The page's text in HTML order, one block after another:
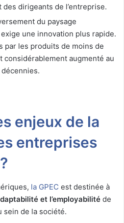
dirigeants de l’entreprise.
du paysage
une innovation plus rapide.
par les produits de moins de
considérablement augmenté au
enjeux de la
entreprises
la GPEC est destinée à
et l’employabilité de
sein de la société.